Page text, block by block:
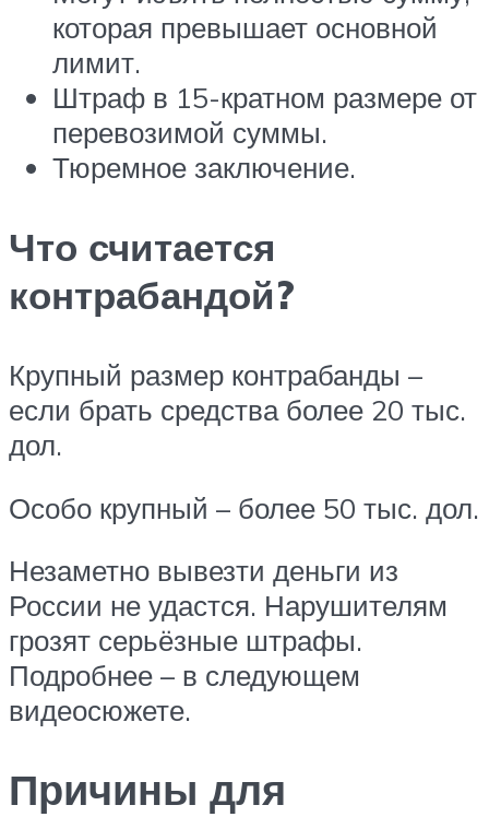
которая превышает основной
лимит.
Штраф в 15-кратном размере от
перевозимой суммы.
Тюремное заключение.
Что считается
контрабандой?
Крупный размер контрабанды –
если брать средства более 20 тыс.
дол.
Особо крупный – более 50 тыс. дол.
Незаметно вывезти деньги из
России не удастся. Нарушителям
грозят серьёзные штрафы.
Подробнее – в следующем
видеосюжете.
Причины для